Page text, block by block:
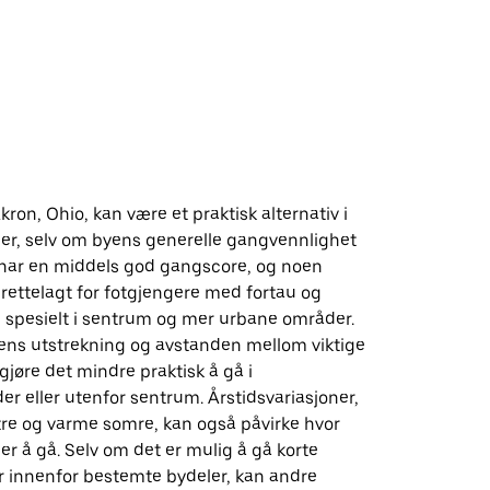
Ohio, kan være et praktisk alternativ i
selv om byens generelle gangvennlighet
en middels god gangscore, og noen
for fotgjengere med fortau og
i sentrum og mer urbane områder.
utstrekning og avstanden mellom viktige
det mindre praktisk å gå i
eller utenfor sentrum. Årstidsvariasjoner,
og varme somre, kan også påvirke hvor
å gå. Selv om det er mulig å gå korte
innenfor bestemte bydeler, kan andre